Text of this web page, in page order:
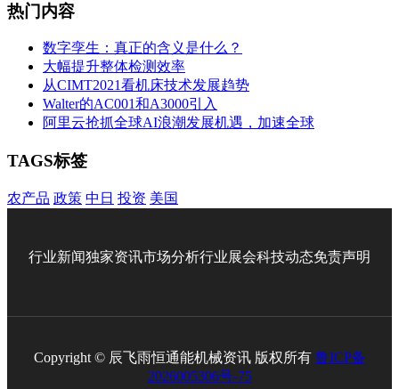
热门内容
数字孪生：真正的含义是什么？
大幅提升整体检测效率
从CIMT2021看机床技术发展趋势
Walter的AC001和A3000引入
阿里云抢抓全球AI浪潮发展机遇，加速全球
TAGS标签
农产品 政策 中日 投资 美国
行业新闻独家资讯市场分析行业展会科技动态免责声明
Copyright © 辰飞雨恒通能机械资讯 版权所有 鲁ICP备
2026005306号-75